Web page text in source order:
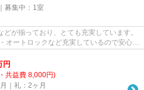
募集中： 1室
が揃っており、とても充実しています。
オートロックなど充実しているので安心し
円
共益費 8,000円)
｜礼：2ヶ月